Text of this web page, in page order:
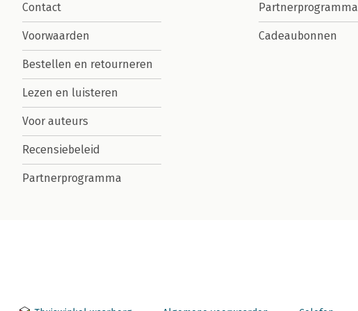
Contact
Voorwaarden
Bestellen en retourneren
Lezen en luisteren
Voor auteurs
Recensiebeleid
Partnerprogramma
Partnerprogramma
Cadeaubonnen